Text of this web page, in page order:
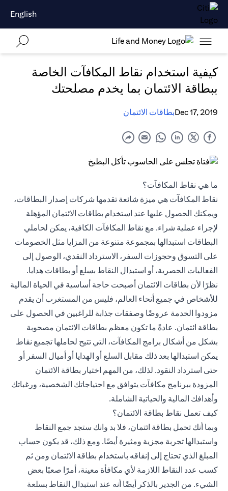
English
كيفية استخدام نقاط المكافآت الخاصة
ببطاقة الائتمان بما يخدم مصلحتك
Dec 17, 2019بطاقات الائتمان
ما هي نقاط المكافآت؟
نقاط المكافآت هي ميزة شائعة تقدمها شركات إصدار البطاقات،
ويمكنك الحصول عليها عند استخدام بطاقات الائتمان المؤهلة
لإجراء عملية شراء. مع نقاط المكافآت الكافية، يمكن لحاملي
البطاقات استبدالها بمجموعة متنوعة من المزايا مثل الخصومات
على التسوق وحجوزات السفر، الاسترداد النقدي، الوصول إلى
الفعاليات الحصرية، أو استبدال النقاط بسلع أو بطاقات هدايا.
نظرًا لأن بطاقات الائتمان أصبحت حاجة أساسية في الحياة المالية
للأشخاص في جميع أنحاء العالم، فليس من المستغرب أن يقدم
مزودوا الخدمة عروضًا وصفقات جذابة للراغبين في الحصول على
بطاقة ائتمان. عادةً ما تكون معظم بطاقات الائتمان مصحوبة
بشكل من أشكال برامج المكافآت، التي تتيح لحاملها تجميع نقاط
يمكن استبدالها بعد ذلك مقابل السلع أو الهدايا أو أميال السفر أو
حتى استرداد النقود. لذلك، من المهم اختيار بطاقة الائتمان
المزودة ببرنامج مكافآت يتوافق مع احتياجاتك الشخصية، ورغباتك
وأهدافك المالية والحياتية الشاملة.
كيف تعمل نقاط بطاقة الائتمان؟
وبما أنك تحمل بطاقة ائتمان، فلا بد وانك ستجد جمع النقاط
واستبدالها تجربة مجزية ومثيرة أيضًا. ومع ذلك، قد يكون حساب
المبلغ الذي تحتاج إلى إنفاقه باستخدام بطاقة الائتمان ومن ثم
كسب عدد النقاط اللازمة لأي مكافأة معينة، أمرًا صعبًا بعض
الشيء. من الجدير بالذكر أيضًا أنه عند استبدال النقاط بسلعة